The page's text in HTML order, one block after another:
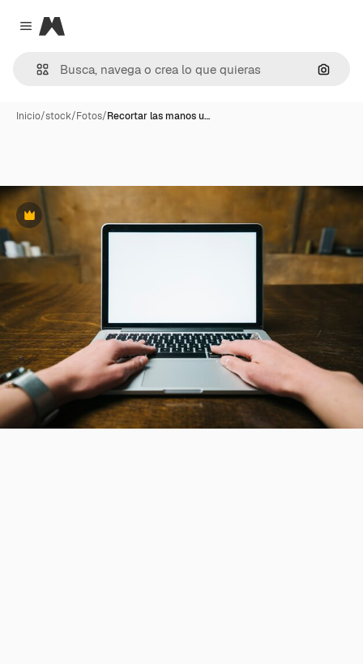
Close menu
Magnific
Inicio/stock/Fotos/Recortar las manos u…
Premium